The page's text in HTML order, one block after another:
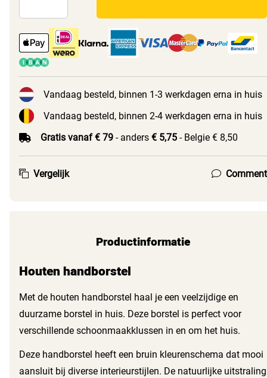
Vandaag besteld, binnen 1-3 werkdagen erna in huis
Vandaag besteld, binnen 2-4 werkdagen erna in huis
Gratis vanaf € 79 - anders € 5,75 - Belgie € 8,50
Vergelijk Comment
Productinformatie
Houten handborstel
Met de houten handborstel haal je een veelzijdige en
duurzame borstel in huis. Deze borstel is perfect voor
verschillende schoonmaakklussen in en om het huis.
Deze handborstel heeft een bruin kleurenschema dat mooi
aansluit bij diverse interieurstijlen. De natuurlijke uitstraling